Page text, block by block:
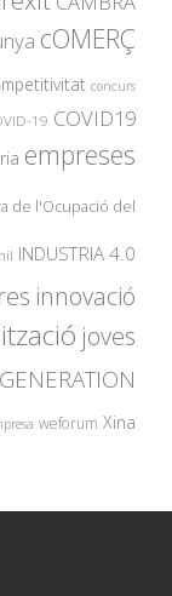
cOMERÇ
concurs
19 COVID19
empreses
de l'Ocupació del
INDUSTRIA 4.0
innovació
joves
weforum Xina